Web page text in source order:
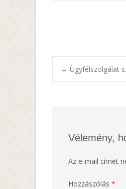
Post
← Ügyfélszolgálat
Vélemény,
Az e-mail címet
Hozzászólás *